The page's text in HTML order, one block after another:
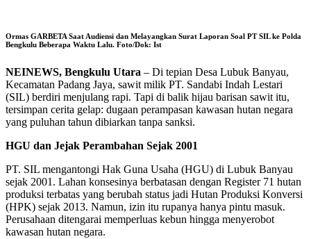
Ormas GARBETA Saat Audiensi dan Melayangkan Surat Laporan Soal PT SIL ke Polda
Bengkulu Beberapa Waktu Lalu. Foto/Dok: Ist
NEINEWS, Bengkulu Utara – Di tepian Desa Lubuk Banyau,
Kecamatan Padang Jaya, sawit milik PT. Sandabi Indah Lestari
(SIL) berdiri menjulang rapi. Tapi di balik hijau barisan sawit itu,
tersimpan cerita gelap: dugaan perampasan kawasan hutan negara
yang puluhan tahun dibiarkan tanpa sanksi.
HGU dan Jejak Perambahan Sejak 2001
PT. SIL mengantongi Hak Guna Usaha (HGU) di Lubuk Banyau
sejak 2001. Lahan konsesinya berbatasan dengan Register 71 hutan
produksi terbatas yang berubah status jadi Hutan Produksi Konversi
(HPK) sejak 2013. Namun, izin itu rupanya hanya pintu masuk.
Perusahaan ditengarai memperluas kebun hingga menyerobot
kawasan hutan negara.